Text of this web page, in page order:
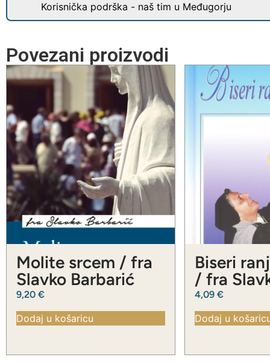
Korisnička podrška - naš tim u Međugorju
Povezani proizvodi
Molite srcem / fra
Slavko Barbarić
9,20 €
Dodaj u košaricu
Biseri
/ fra
Barbarić
4,09 €
Dodaj u